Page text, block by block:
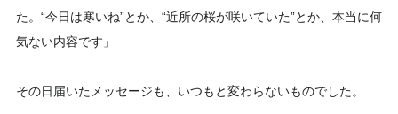
た。“今日は寒いね”とか、“近所の桜が咲いていた”とか、本当に何
気ない内容です」
その日届いたメッセージも、いつもと変わらないものでした。